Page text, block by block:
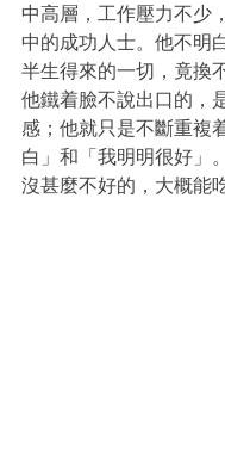
中高層，工作壓力不少
中的成功人士。他不明
半生得來的一切，竟換
他鐵着臉不說出口的，
感；他就只是不斷重複
白」和「我明明很好」
沒甚麼不好的，大概能